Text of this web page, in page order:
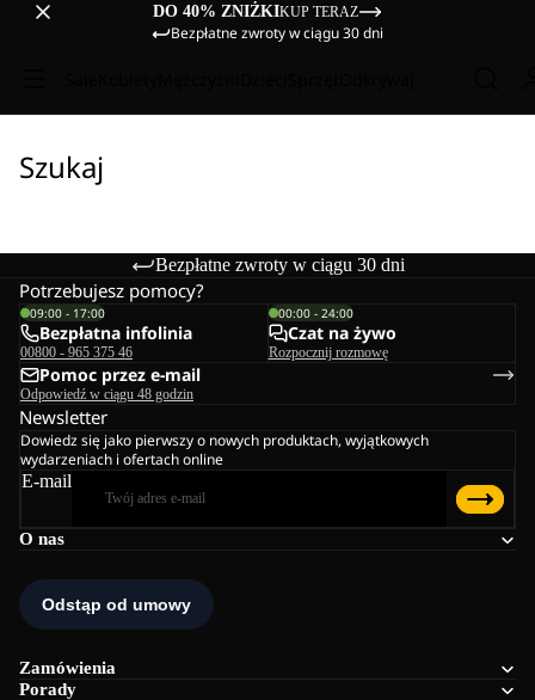
DO 40% ZNIŻKIKUP TERAZ
Bezpłatne zwroty w ciągu 30 dni
Szukaj
Bezpłatne zwroty w ciągu 30 dni
O nas
Zamówienia
Porady
Potrzebujesz pomocy?
09:00 - 17:00
Bezpłatna infolinia
00800 - 965 375 46
00:00 - 24:00
Czat na żywo
Rozpocznij rozmowę
Pomoc przez e-mail
Odpowiedź w ciągu 48 godzin
Newsletter
Dowiedz się jako pierwszy o nowych produktach, wyjątkowych
wydarzeniach i ofertach online
E-mail